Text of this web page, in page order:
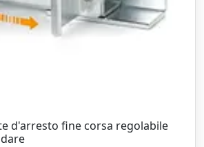
d'arresto fine corsa regolabile